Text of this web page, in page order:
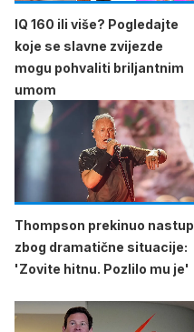
IQ 160 ili više? Pogledajte
koje se slavne zvijezde
mogu pohvaliti briljantnim
umom
Thompson prekinuo nastup
zbog dramatične situacije:
'Zovite hitnu. Pozlilo mu je'